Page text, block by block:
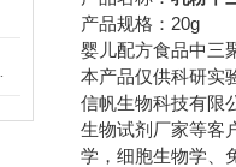
产品规格：20g
婴儿配方食品中三
本产品仅供科研实
信帆生物科技有限
生物试剂厂家等客
学，细胞生物学、